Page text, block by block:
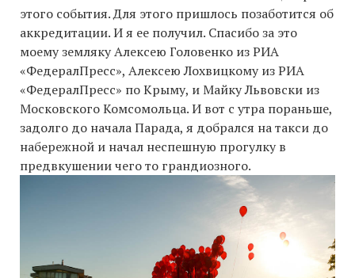
этого события. Для этого пришлось позаботится об
аккредитации. И я ее получил. Спасибо за это
моему земляку Алексею Головенко из РИА
«ФедералПресс», Алексею Лохвицкому из РИА
«ФедералПресс» по Крыму, и Майку Львовски из
Московского Комсомольца. И вот с утра пораньше,
задолго до начала Парада, я добрался на такси до
набережной и начал неспешную прогулку в
предвкушении чего то грандиозного.